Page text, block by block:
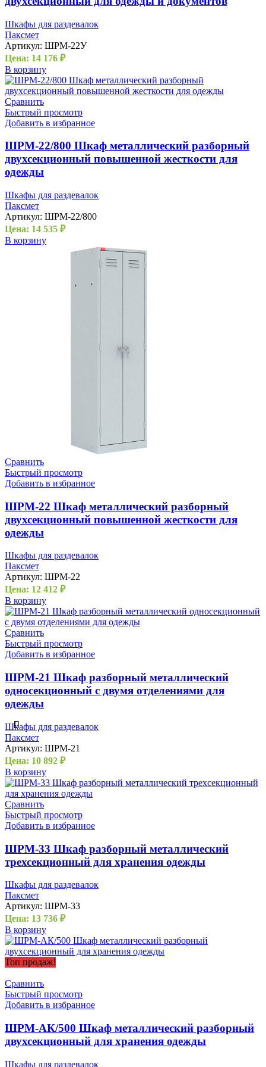
Шкафы для раздевалок
Паксмет
Артикул: ШРМ-22У
Цена: 14 176 ₽
В корзину
Сравнить
Быстрый просмотр
Добавить в избранное
ШРМ-22/800 Шкаф металлический разборный
двухсекционный повышенной жесткости для
одежды
Шкафы для раздевалок
Паксмет
Артикул: ШРМ-22/800
Цена: 14 535 ₽
В корзину
Сравнить
Быстрый просмотр
Добавить в избранное
ШРМ-22 Шкаф металлический разборный
двухсекционный повышенной жесткости для
одежды
Шкафы для раздевалок
Паксмет
Артикул: ШРМ-22
Цена: 12 412 ₽
В корзину
Сравнить
Быстрый просмотр
Добавить в избранное
ШРМ-21 Шкаф разборный металлический
односекционный с двумя отделениями для
одежды
Шкафы для раздевалок
Паксмет
Артикул: ШРМ-21
Цена: 10 892 ₽
В корзину
Сравнить
Быстрый просмотр
Добавить в избранное
ШРМ-33 Шкаф разборный металлический
трехсекционный для хранения одежды
Шкафы для раздевалок
Паксмет
Артикул: ШРМ-33
Цена: 13 736 ₽
В корзину
Топ продаж!
Сравнить
Быстрый просмотр
Добавить в избранное
ШРМ-АК/500 Шкаф металлический разборный
двухсекционный для хранения одежды
Шкафы для раздевалок